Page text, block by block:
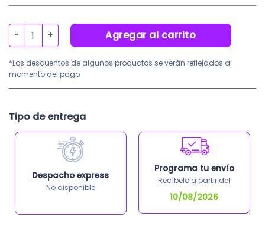
original
era:
Poste de Señalización 1.25mts cantidad
Agregar al carrito
*Los descuentos de algunos productos se verán reflejados al
momento del pago
Tipo de entrega
Despacho express
No disponible
Programa tu envío
Recíbelo a partir del
10/08/2026